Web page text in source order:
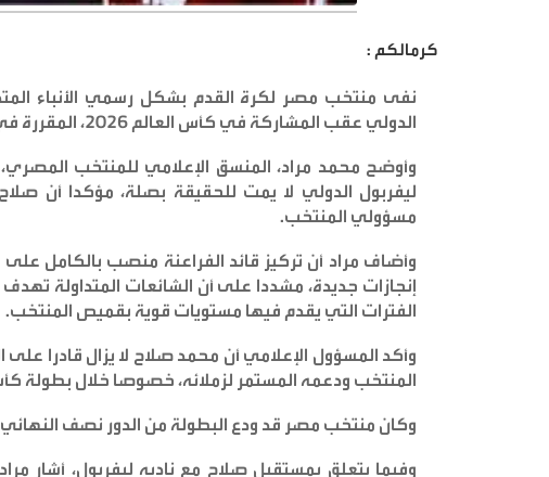
كرمالكم :
نفى منتخب مصر لكرة القدم بشكل رسمي الأنباء
الدولي عقب المشاركة في كأس العالم 2026، المقررة في الولايات المتحدة وكندا والمكسيك
وأوضح محمد مراد، المنسق الإعلامي للمنتخب المصري،
ليفربول الدولي لا يمت للحقيقة بصلة، مؤكدا أن
مسؤولي المنتخب.
وأضاف مراد أن تركيز قائد الفراعنة منصب بالكامل
إنجازات جديدة، مشددا على أن الشائعات المتداولة تهدف
الفترات التي يقدم فيها مستويات قوية بقميص المنتخب.
وأكد المسؤول الإعلامي أن محمد صلاح لا يزال قادرا
المنتخب ودعمه المستمر لزملائه، خصوصا خلال بطولة كأس أمم إفريقيا 2025
وكان منتخب مصر قد ودع البطولة من الدور نصف
وفيما يتعلق بمستقبل صلاح مع ناديه ليفربول، أشار